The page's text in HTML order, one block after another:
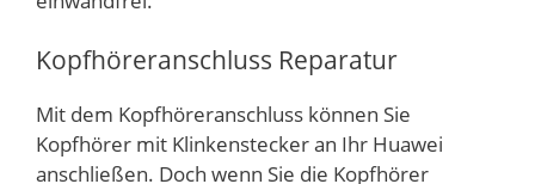
Kopfhöreranschluss Reparatur
Mit dem Kopfhöreranschluss können Sie
Kopfhörer mit Klinkenstecker an Ihr Huawei
anschließen. Doch wenn Sie die Kopfhörer